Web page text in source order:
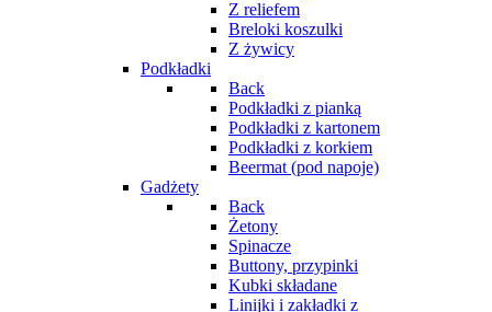
Z reliefem
Breloki koszulki
Z żywicy
Podkładki
Back
Podkładki z pianką
Podkładki z kartonem
Podkładki z korkiem
Beermat (pod napoje)
Gadżety
Back
Żetony
Spinacze
Buttony, przypinki
Kubki składane
Linijki i zakładki z